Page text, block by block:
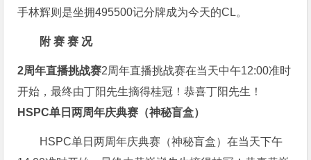
手林辉则是坐拥495500记分牌成为今天的CL。
附 赛 赛 况
2周年直播挑战赛2周年直播挑战赛在当天中午12:00准时
开始，最终由丁阳先生摘得桂冠！恭喜丁阳先生！
HSPC单日两周年庆典赛（神秘盲盒）
HSPC单日两周年庆典赛（神秘盲盒）在当天下午